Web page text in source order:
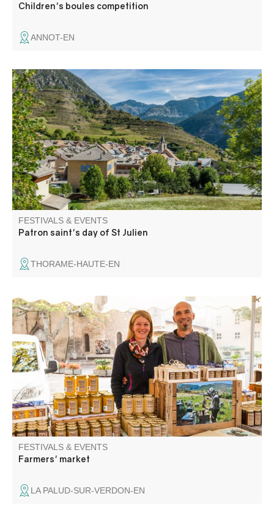
Children's boules competition
ANNOT-EN
Festive atmosphere for a whole weekend: concerts,
dances, boules competitions, children's entertainment,
country meals and bingo…
FESTIVALS & EVENTS
Patron saint's day of St Julien
THORAME-HAUTE-EN
The village's craftsmen and producers welcome you.
FESTIVALS & EVENTS
Farmers' market
LA PALUD-SUR-VERDON-EN